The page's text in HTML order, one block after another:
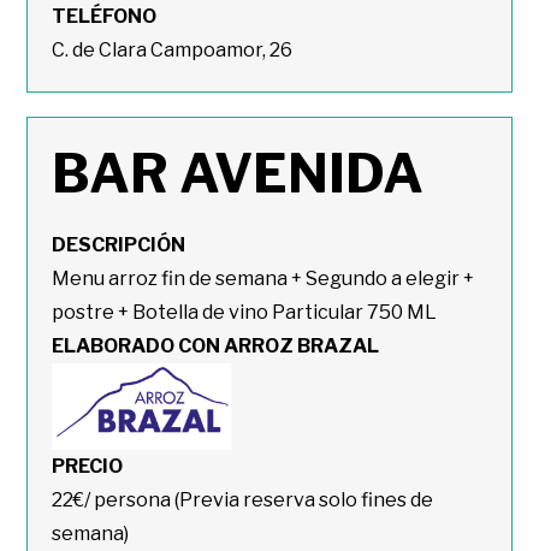
TELÉFONO
C. de Clara Campoamor, 26
BAR AVENIDA
DESCRIPCIÓN
Menu arroz fin de semana + Segundo a elegir +
postre + Botella de vino Particular 750 ML
ELABORADO CON ARROZ BRAZAL
PRECIO
22€/ persona (Previa reserva solo fines de
semana)